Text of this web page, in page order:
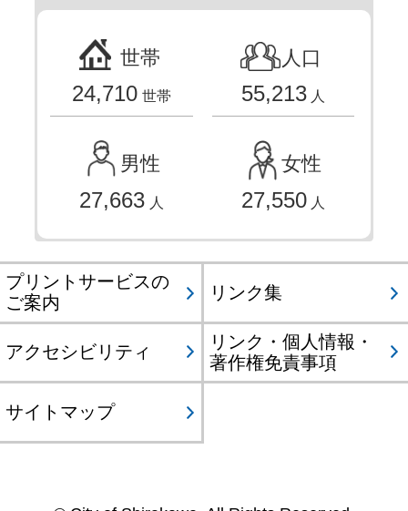
世帯
24,710 世帯
人口
55,213 人
男性
27,663 人
女性
27,550 人
プリントサービスの
ご案内
リンク集
アクセシビリティ
リンク・個人情報・
著作権免責事項
サイトマップ